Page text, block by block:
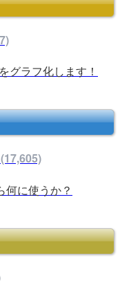
グラフ化します！
(17,605)
何に使うか？